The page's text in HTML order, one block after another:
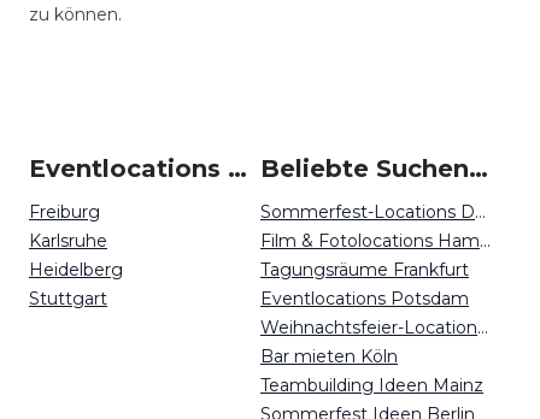
zu können.
Eventlocations um Baden-Baden
Freiburg
Karlsruhe
Heidelberg
Stuttgart
Beliebte Suchen auf Event Inc
Sommerfest-Locations Düsseldorf
Film & Fotolocations Hamburg
Tagungsräume Frankfurt
Eventlocations Potsdam
Weihnachtsfeier-Locations Berlin
Bar mieten Köln
Teambuilding Ideen Mainz
Sommerfest Ideen Berlin